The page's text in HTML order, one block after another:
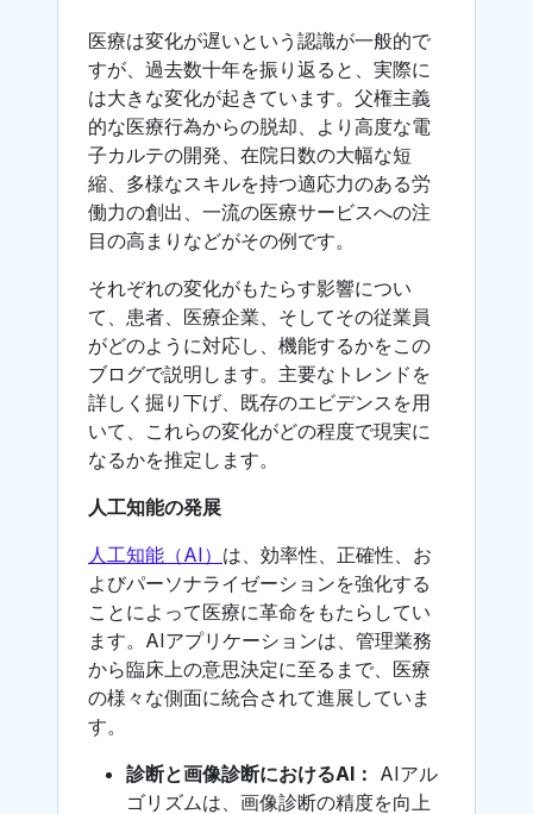
医療は変化が遅いという認識が一般的で
すが、過去数十年を振り返ると、実際に
は大きな変化が起きています。父権主義
的な医療行為からの脱却、より高度な電
子カルテの開発、在院日数の大幅な短
縮、多様なスキルを持つ適応力のある労
働力の創出、一流の医療サービスへの注
目の高まりなどがその例です。
それぞれの変化がもたらす影響につい
て、患者、医療企業、そしてその従業員
がどのように対応し、機能するかをこの
ブログで説明します。主要なトレンドを
詳しく掘り下げ、既存のエビデンスを用
いて、これらの変化がどの程度で現実に
なるかを推定します。
人工知能の発展
人工知能（AI） は、効率性、正確性、お
よびパーソナライゼーションを強化する
ことによって医療に革命をもたらしてい
ます。AIアプリケーションは、管理業務
から臨床上の意思決定に至るまで、医療
の様々な側面に統合されて進展していま
す。
診断と画像診断におけるAI： AIアル
ゴリズムは、画像診断の精度を向上